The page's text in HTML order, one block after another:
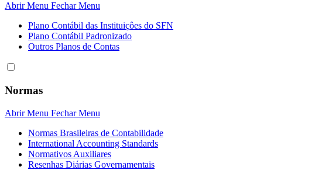
Abrir Menu Fechar Menu
Plano Contábil das Instituiçôes do SFN
Plano Contábil Padronizado
Outros Planos de Contas
Normas
Abrir Menu Fechar Menu
Normas Brasileiras de Contabilidade
International Accounting Standards
Normativos Auxiliares
Resenhas Diárias Governamentais